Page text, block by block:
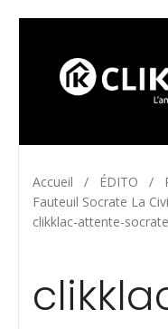
Accueil / ÉDITO /
Fauteuil Socrate La
clikklac-attente-